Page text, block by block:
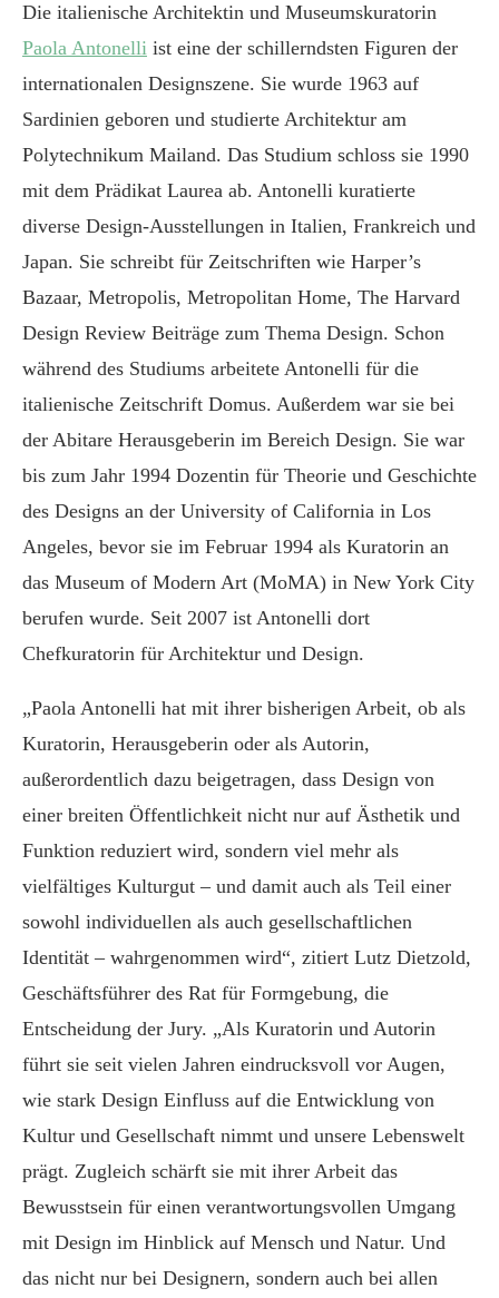
Die italienische Architektin und Museumskuratorin
Paola Antonelli ist eine der schillerndsten Figuren der
internationalen Designszene. Sie wurde 1963 auf
Sardinien geboren und studierte Architektur am
Polytechnikum Mailand. Das Studium schloss sie 1990
mit dem Prädikat Laurea ab. Antonelli kuratierte
diverse Design-Ausstellungen in Italien, Frankreich und
Japan. Sie schreibt für Zeitschriften wie Harper’s
Bazaar, Metropolis, Metropolitan Home, The Harvard
Design Review Beiträge zum Thema Design. Schon
während des Studiums arbeitete Antonelli für die
italienische Zeitschrift Domus. Außerdem war sie bei
der Abitare Herausgeberin im Bereich Design. Sie war
bis zum Jahr 1994 Dozentin für Theorie und Geschichte
des Designs an der University of California in Los
Angeles, bevor sie im Februar 1994 als Kuratorin an
das Museum of Modern Art (MoMA) in New York City
berufen wurde. Seit 2007 ist Antonelli dort
Chefkuratorin für Architektur und Design.
„Paola Antonelli hat mit ihrer bisherigen Arbeit, ob als
Kuratorin, Herausgeberin oder als Autorin,
außerordentlich dazu beigetragen, dass Design von
einer breiten Öffentlichkeit nicht nur auf Ästhetik und
Funktion reduziert wird, sondern viel mehr als
vielfältiges Kulturgut – und damit auch als Teil einer
sowohl individuellen als auch gesellschaftlichen
Identität – wahrgenommen wird“, zitiert Lutz Dietzold,
Geschäftsführer des Rat für Formgebung, die
Entscheidung der Jury. „Als Kuratorin und Autorin
führt sie seit vielen Jahren eindrucksvoll vor Augen,
wie stark Design Einfluss auf die Entwicklung von
Kultur und Gesellschaft nimmt und unsere Lebenswelt
prägt. Zugleich schärft sie mit ihrer Arbeit das
Bewusstsein für einen verantwortungsvollen Umgang
mit Design im Hinblick auf Mensch und Natur. Und
das nicht nur bei Designern, sondern auch bei allen